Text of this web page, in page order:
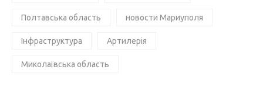
Полтавська область новости Мариуполя
Інфраструктура Артилерія
Миколаївська область